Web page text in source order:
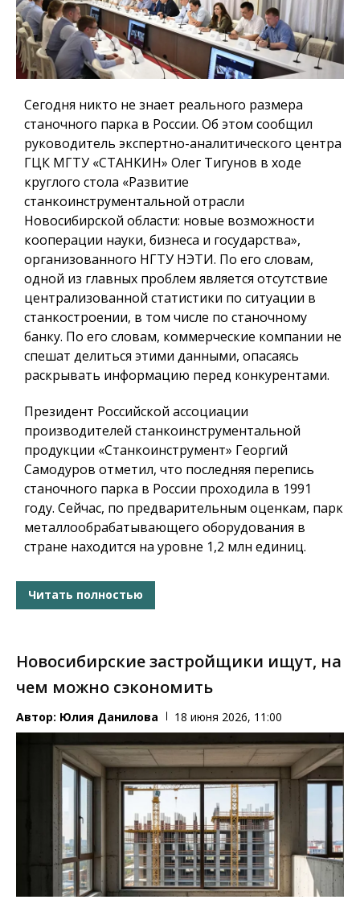
Сегодня никто не знает реального размера
станочного парка в России. Об этом сообщил
руководитель экспертно-аналитического центра
ГЦК МГТУ «СТАНКИН» Олег Тигунов в ходе
круглого стола «Развитие
станкоинструментальной отрасли
Новосибирской области: новые возможности
кооперации науки, бизнеса и государства»,
организованного НГТУ НЭТИ. По его словам,
одной из главных проблем является отсутствие
централизованной статистики по ситуации в
станкостроении, в том числе по станочному
банку. По его словам, коммерческие компании не
спешат делиться этими данными, опасаясь
раскрывать информацию перед конкурентами.
Президент Российской ассоциации
производителей станкоинструментальной
продукции «Станкоинструмент» Георгий
Самодуров отметил, что последняя перепись
станочного парка в России проходила в 1991
году. Сейчас, по предварительным оценкам, парк
металлообрабатывающего оборудования в
стране находится на уровне 1,2 млн единиц.
Читать полностью
Новосибирские застройщики ищут, на
чем можно сэкономить
Автор: Юлия Данилова 18 июня 2026, 11:00